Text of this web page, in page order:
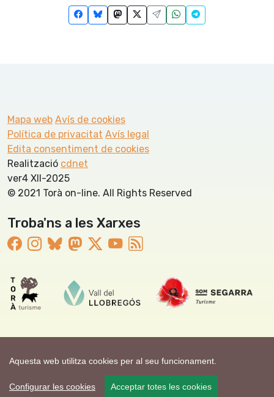
Aquesta web utilitza cookies per al seu funcionament.
Configurar les cookies Acceptar totes les cookies
Mapa web Avís de cookies
Política de privacitat Avís legal
Edita consentiment de cookies
Realització cdnet
ver4 XII-2025
© 2021 Torà on-line. All Rights Reserved
Troba'ns a les Xarxes